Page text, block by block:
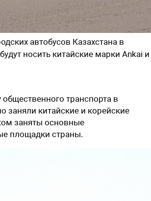
автобусов Казахстана в
носить китайские марки Ankai и
транспорта в
заняли китайские и корейские
заняты основные
площадки страны.